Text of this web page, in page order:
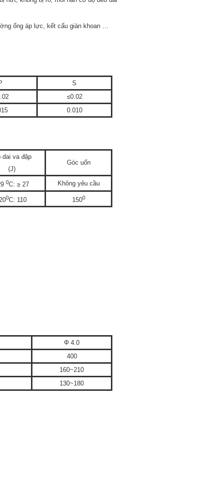
ống áp lực, kết cấu giàn khoan …
S
≤0.02
0.010
dai va đập
(J)
Góc uốn
0C: ≥ 27 Không yêu cầu
0C: 110 1500
Φ 4.0
400
160~210
130~180